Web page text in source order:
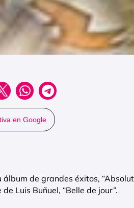
en Google
álbum de grandes éxitos,
Luis Buñuel, “Belle de jour”.